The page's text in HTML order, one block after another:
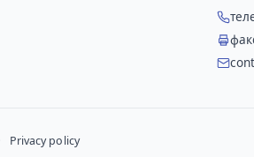
Privacy policy